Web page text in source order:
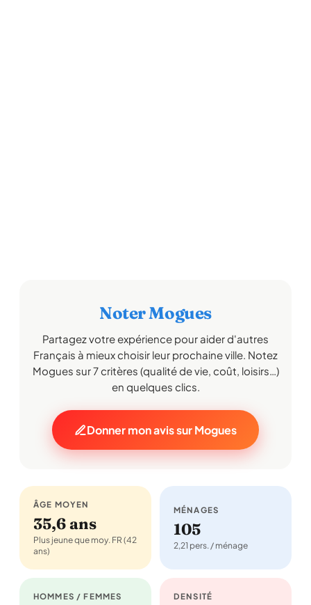
Noter Mogues
Partagez votre expérience pour aider d'autres
Français à mieux choisir leur prochaine ville. Notez
Mogues sur 7 critères (qualité de vie, coût, loisirs…)
en quelques clics.
Donner mon avis sur Mogues
ÂGE MOYEN
35,6 ans
Plus jeune que moy. FR (42
ans)
MÉNAGES
105
2,21 pers. / ménage
HOMMES / FEMMES DENSITÉ